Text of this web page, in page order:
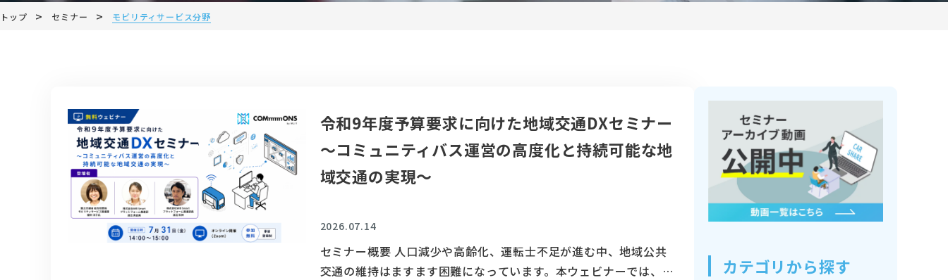
トップ > セミナー > モビリティサービス分野
令和9年度予算要求に向けた地域交通DXセミナー
～コミュニティバス運営の高度化と持続可能な地
域交通の実現～
2026.07.14
セミナー概要 人口減少や高齢化、運転士不足が進む中、地域公共
交通の維持はますます困難になっています。本ウェビナーでは、国
カテゴリから探す